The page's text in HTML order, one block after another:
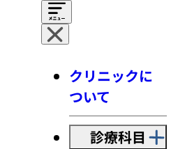
クリニックに
ついて
診療科目